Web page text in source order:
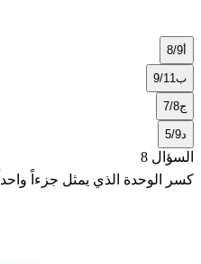
8/9
ب9/11
ج7/8
5/9
السؤال 8
كسر الوحدة الذي يمثل جزءاً واحداً: